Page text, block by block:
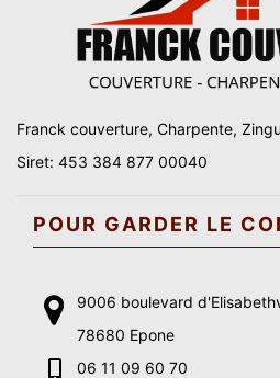
Franck couverture, Charpente,
Siret: 453 384 877 00040
POUR GARDER LE
9006 boulevard
78680 Epone
06 11 09 60 70